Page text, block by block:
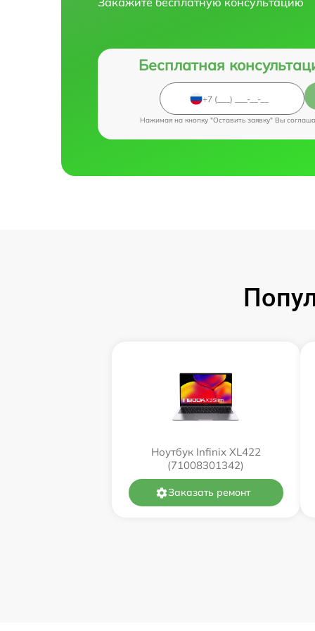
Бесплатная
Нажимая на кнопку "Оставить заявку" Вы
Ноутбук Infinix XL422
(71008301342)
Заказать ремонт